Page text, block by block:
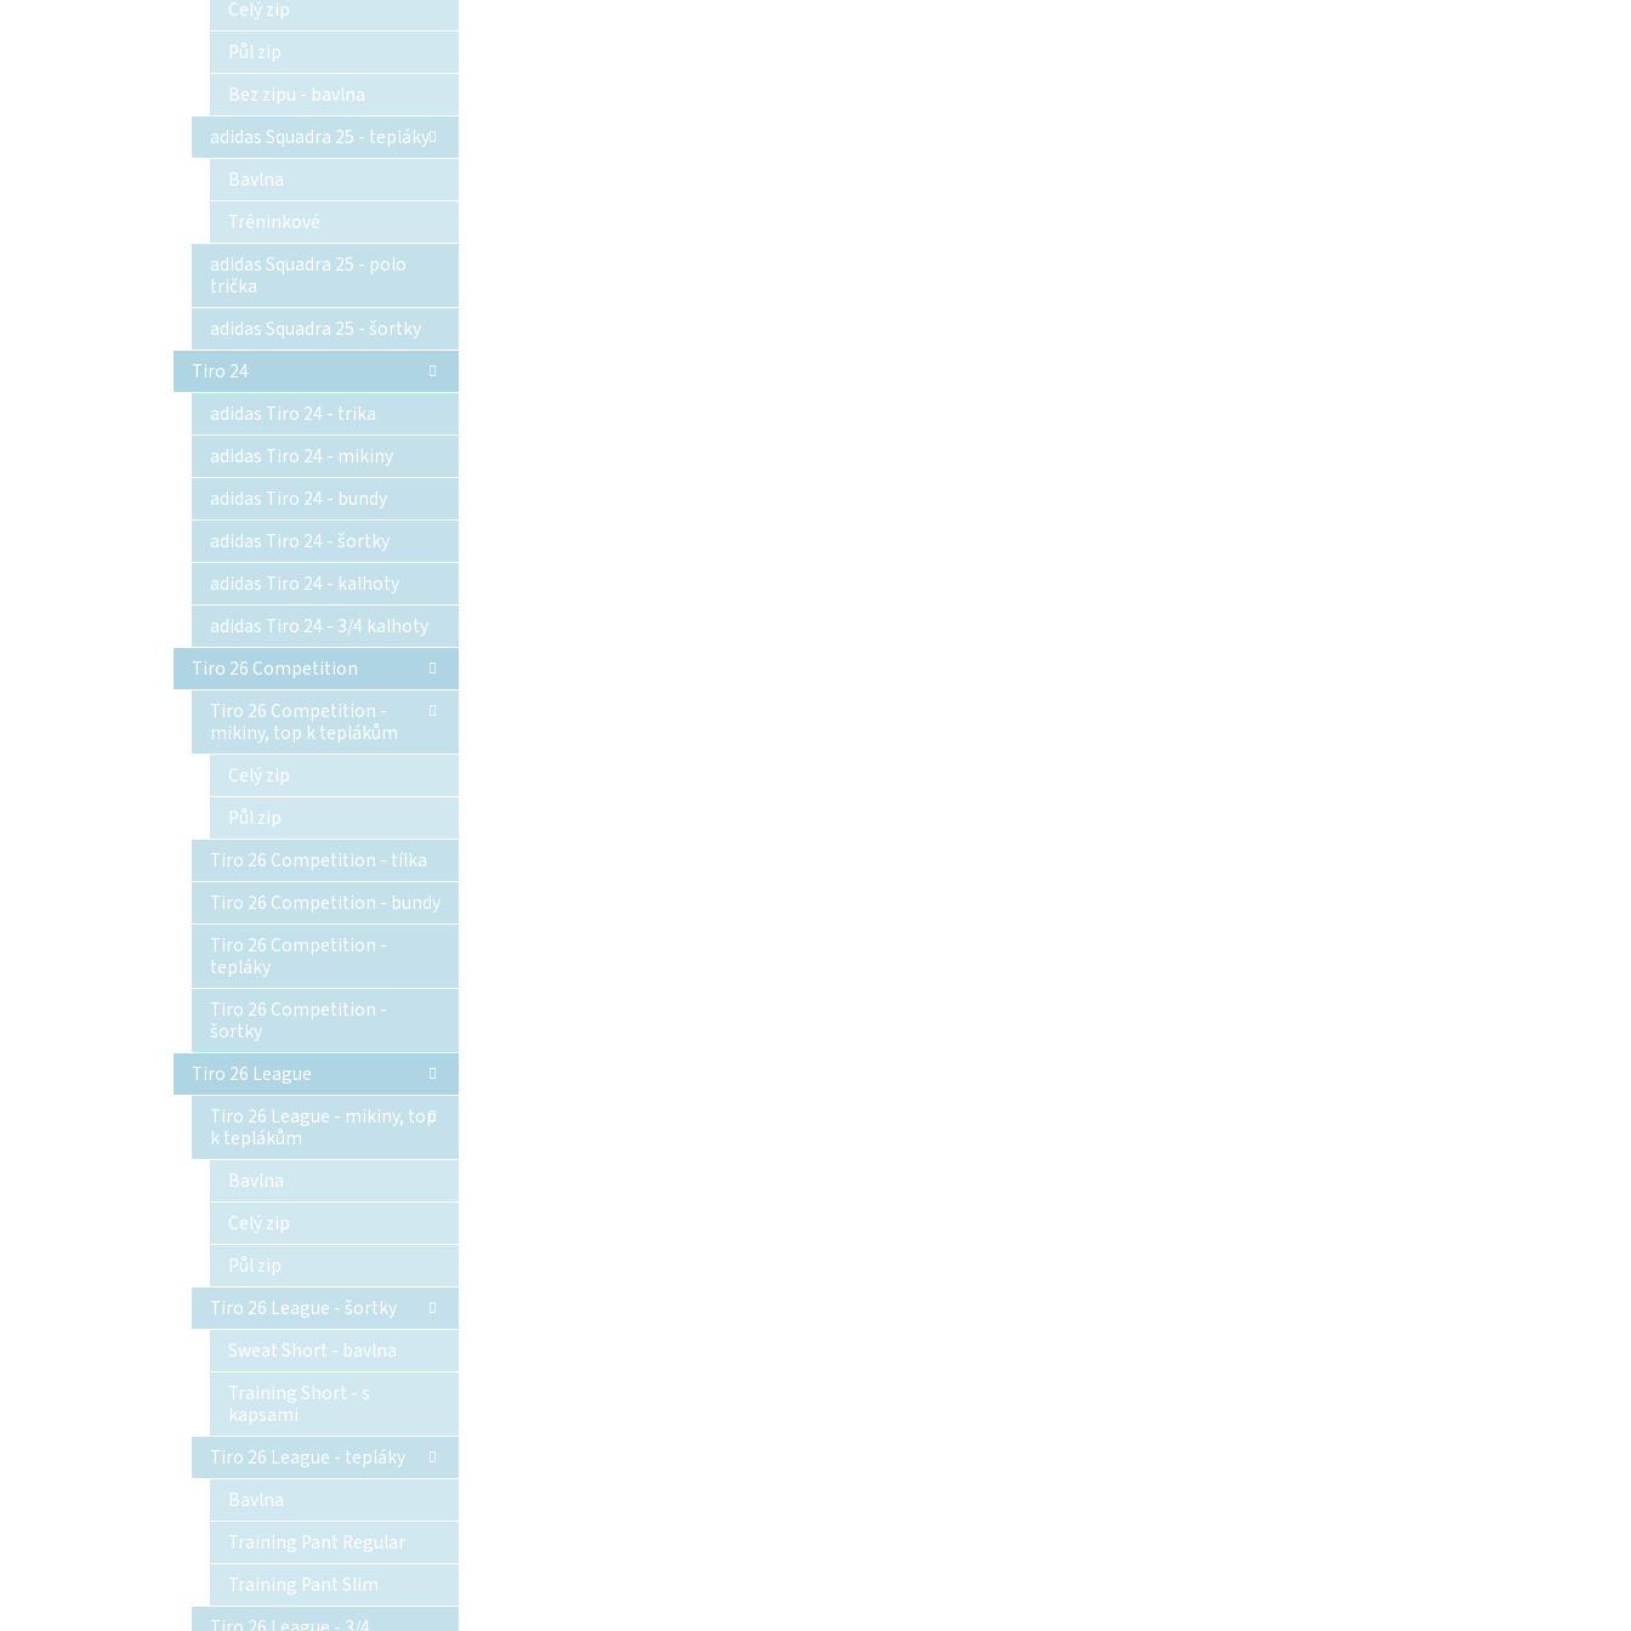
Celý zip
Půl zip
Bez zipu - bavlna
adidas Squadra 25 - tepláky
Bavlna
Tréninkové
adidas Squadra 25 - polo
trička
adidas Squadra 25 - šortky
Tiro 24
adidas Tiro 24 - trika
adidas Tiro 24 - mikiny
adidas Tiro 24 - bundy
adidas Tiro 24 - šortky
adidas Tiro 24 - kalhoty
adidas Tiro 24 - 3/4 kalhoty
Tiro 26 Competition
Tiro 26 Competition -
mikiny, top k teplákům
Celý zip
Půl zip
Tiro 26 Competition - tílka
Tiro 26 Competition - bundy
Tiro 26 Competition -
tepláky
Tiro 26 Competition -
šortky
Tiro 26 League
Tiro 26 League - mikiny, top
k teplákům
Bavlna
Celý zip
Půl zip
Tiro 26 League - šortky
Sweat Short - bavlna
Training Short - s
kapsami
Tiro 26 League - tepláky
Bavlna
Training Pant Regular
Training Pant Slim